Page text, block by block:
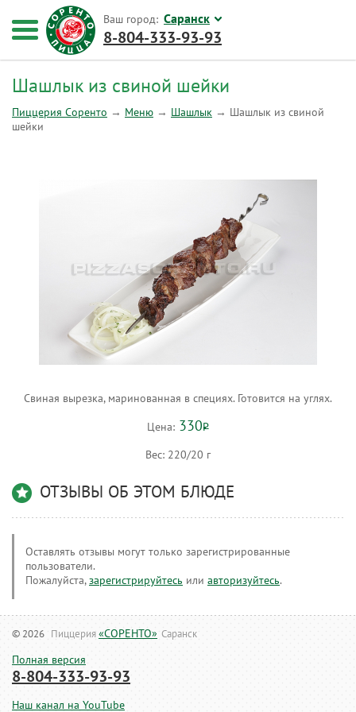
Шашлык из свиной шейки
Пиццерия Соренто → Меню → Шашлык → Шашлык из свиной
шейки
Свиная вырезка, маринованная в специях. Готовится на углях.
Цена: 330Р
Вес: 220/20 г
ОТЗЫВЫ ОБ ЭТОМ БЛЮДЕ
Оставлять отзывы могут только зарегистрированные
пользователи.
Пожалуйста,зарегистрируйтесь или авторизуйтесь.
© 2026 Пиццерия«СОРЕНТО» Саранск
Полная версия
8-804-333-93-93
Наш канал на YouTube
Ваш город: Саранск
8-804-333-93-93